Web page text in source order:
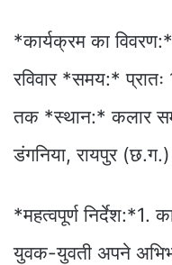
*कार्यक्रम का
रविवार *समय:*
तक *स्थान:* कलार
डंगनिया, रायपुर (छ.ग.)
*महत्वपूर्ण निर्देश:*1.
युवक-युवती अपने